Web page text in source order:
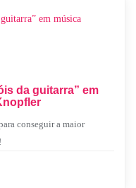
da guitarra” em
conseguir a maior